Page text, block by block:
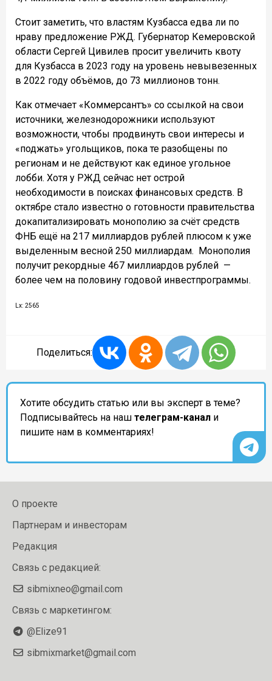
Стоит заметить, что властям Кузбасса едва ли по
нраву предложение РЖД. Губернатор Кемеровской
области Сергей Цивилев просит увеличить квоту
для Кузбасса в 2023 году на уровень невывезенных
в 2022 году объёмов, до 73 миллионов тонн.
Как отмечает «Коммерсантъ» со ссылкой на свои
источники, железнодорожники используют
возможности, чтобы продвинуть свои интересы и
«поджать» угольщиков, пока те разобщены по
регионам и не действуют как единое угольное
лобби. Хотя у РЖД сейчас нет острой
необходимости в поисках финансовых средств. В
октябре стало известно о готовности правительства
докапитализировать монополию за счёт средств
ФНБ ещё на 217 миллиардов рублей плюсом к уже
выделенным весной 250 миллиардам. Монополия
получит рекордные 467 миллиардов рублей —
более чем на половину годовой инвестпрограммы.
Lx: 2565
Поделиться:
Хотите обсудить статью или вы эксперт в теме?
Подписывайтесь на наш телеграм-канал и
пишите нам в комментариях!
О проекте
Партнерам и инвесторам
Редакция
Связь с редакцией:
sibmixneo@gmail.com
Связь с маркетингом:
@Elize91
sibmixmarket@gmail.com